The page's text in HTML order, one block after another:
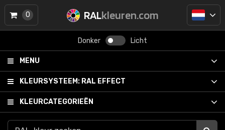
RALkleuren.com
Donker Licht
MENU
KLEURSYSTEEM: RAL EFFECT
KLEURCATEGORIEËN
0